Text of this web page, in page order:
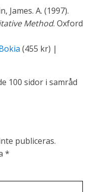
James. A. (1997).
Method. Oxford
(455 kr) |
100 sidor i samråd
publiceras.
*